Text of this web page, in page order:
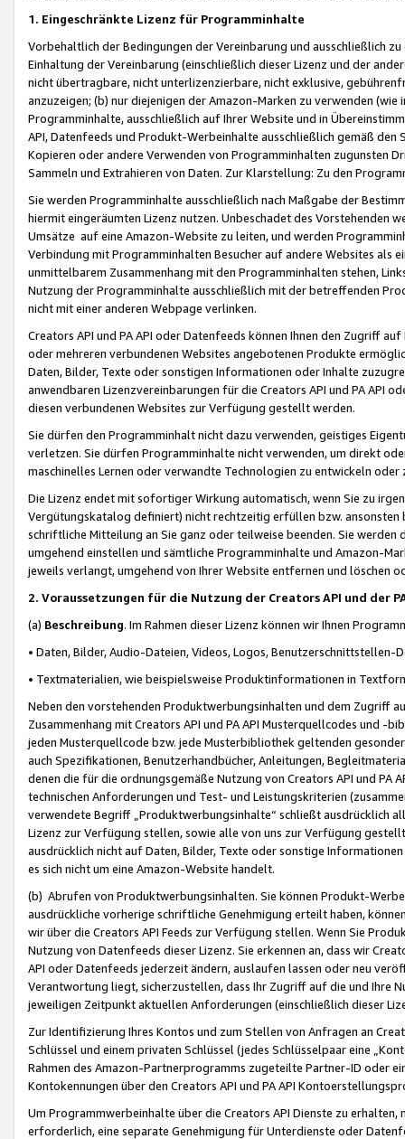
1. Eingeschränkte Lizenz für Programminhalte
Vorbehaltlich der Bedingungen der Vereinbarung und ausschließlich
Einhaltung der Vereinbarung (einschließlich dieser Lizenz und der
nicht übertragbare, nicht unterlizenzierbare, nicht exklusive,
anzuzeigen; (b) nur diejenigen der Amazon-Marken zu verwenden
Programminhalte, ausschließlich auf Ihrer Website und in
API, Datenfeeds und Produkt-Werbeinhalte ausschließlich gemäß
Kopieren oder andere Verwenden von Programminhalten zugunsten
Sammeln und Extrahieren von Daten. Zur Klarstellung: Zu den
Sie werden Programminhalte ausschließlich nach Maßgabe der
hiermit eingeräumten Lizenz nutzen. Unbeschadet des Vorstehenden
Umsätze auf eine Amazon-Website zu leiten, und werden
Verbindung mit Programminhalten Besucher auf andere Websites als
unmittelbarem Zusammenhang mit den Programminhalten stehen,
Nutzung der Programminhalte ausschließlich mit der betreffenden
nicht mit einer anderen Webpage verlinken.
Creators API und PA API oder Datenfeeds können Ihnen den Zugriff
oder mehreren verbundenen Websites angebotenen Produkte
Daten, Bilder, Texte oder sonstigen Informationen oder Inhalte
anwendbaren Lizenzvereinbarungen für die Creators API und PA API
diesen verbundenen Websites zur Verfügung gestellt werden.
Sie dürfen den Programminhalt nicht dazu verwenden, geistiges
verletzen. Sie dürfen Programminhalte nicht verwenden, um direkt
maschinelles Lernen oder verwandte Technologien zu entwickeln
Die Lizenz endet mit sofortiger Wirkung automatisch, wenn Sie zu
Vergütungskatalog definiert) nicht rechtzeitig erfüllen bzw. ansonsten
schriftliche Mitteilung an Sie ganz oder teilweise beenden. Sie werden
umgehend einstellen und sämtliche Programminhalte und Amazon-
jeweils verlangt, umgehend von Ihrer Website entfernen und löschen
2. Voraussetzungen für die Nutzung der Creators API und der
(a) Beschreibung. Im Rahmen dieser Lizenz können wir Ihnen
• Daten, Bilder, Audio-Dateien, Videos, Logos, Benutzerschnittstellen-
• Textmaterialien, wie beispielsweise Produktinformationen in
Neben den vorstehenden Produktwerbungsinhalten und dem Zugriff
Zusammenhang mit Creators API und PA API Musterquellcodes und
jeden Musterquellcode bzw. jede Musterbibliothek geltenden
auch Spezifikationen, Benutzerhandbücher, Anleitungen,
denen die für die ordnungsgemäße Nutzung von Creators API und PA
technischen Anforderungen und Test- und Leistungskriterien
verwendete Begriff „Produktwerbungsinhalte“ schließt ausdrücklich
Lizenz zur Verfügung stellen, sowie alle von uns zur Verfügung
ausdrücklich nicht auf Daten, Bilder, Texte oder sonstige
es sich nicht um eine Amazon-Website handelt.
(b) Abrufen von Produktwerbungsinhalten. Sie können Produkt-
ausdrückliche vorherige schriftliche Genehmigung erteilt haben,
wir über die Creators API Feeds zur Verfügung stellen. Wenn Sie
Nutzung von Datenfeeds dieser Lizenz. Sie erkennen an, dass wir
API oder Datenfeeds jederzeit ändern, auslaufen lassen oder neu
Verantwortung liegt, sicherzustellen, dass Ihr Zugriff auf die und Ihre
jeweiligen Zeitpunkt aktuellen Anforderungen (einschließlich dieser
Zur Identifizierung Ihres Kontos und zum Stellen von Anfragen an
Schlüssel und einem privaten Schlüssel (jedes Schlüsselpaar eine
Rahmen des Amazon-Partnerprogramms zugeteilte Partner-ID oder
Kontokennungen über den Creators API und PA API
Um Programmwerbeinhalte über die Creators API Dienste zu
erforderlich, eine separate Genehmigung für Unterdienste oder